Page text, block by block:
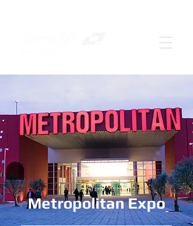
< Back
Metropolitan Expo